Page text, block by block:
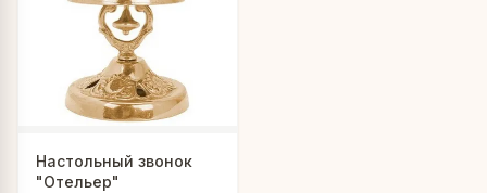
Настольный звонок
"Отельер"